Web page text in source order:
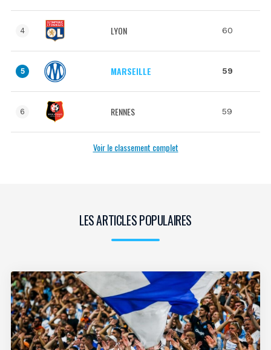
4 LYON 60
5 MARSEILLE 59
6 RENNES 59
Voir le classement complet
LES ARTICLES POPULAIRES